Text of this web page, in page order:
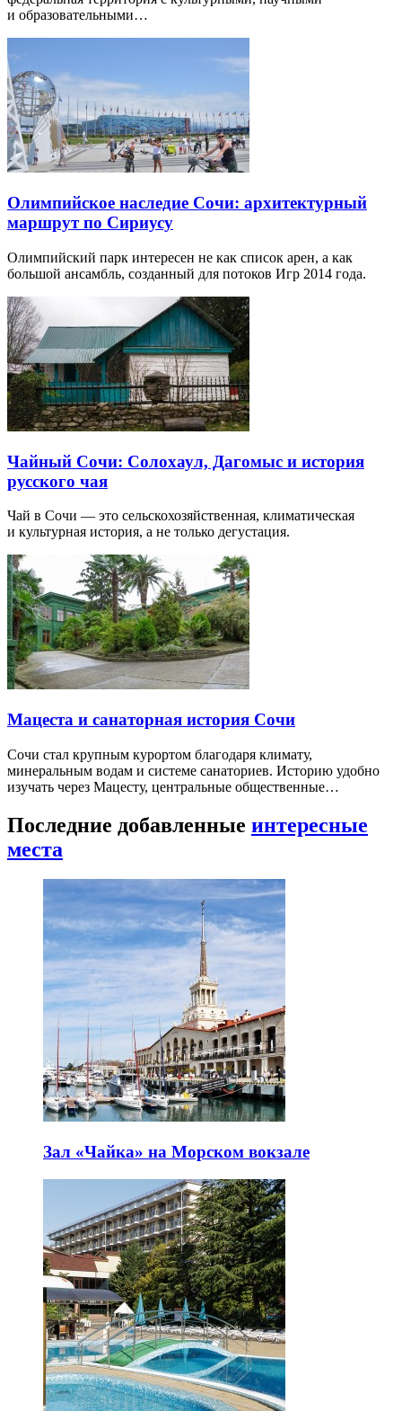
и образовательными…
Олимпийское наследие Сочи: архитектурный
маршрут по Сириусу
Олимпийский парк интересен не как список арен, а как
большой ансамбль, созданный для потоков Игр 2014 года.
Чайный Сочи: Солохаул, Дагомыс и история
русского чая
Чай в Сочи — это сельскохозяйственная, климатическая
и культурная история, а не только дегустация.
Мацеста и санаторная история Сочи
Сочи стал крупным курортом благодаря климату,
минеральным водам и системе санаториев. Историю удобно
изучать через Мацесту, центральные общественные…
Последние добавленные интересные
места
Зал «Чайка» на Морском вокзале